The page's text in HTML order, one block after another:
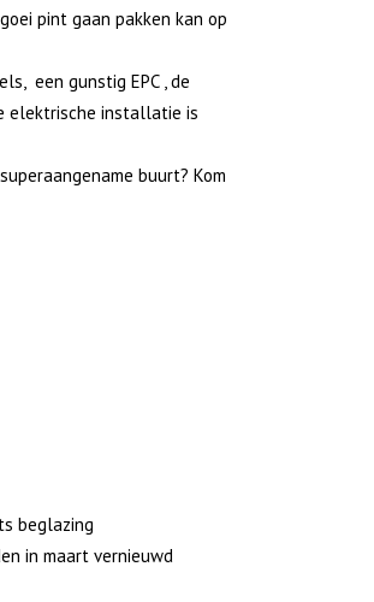
pint gaan pakken kan op
een gunstig EPC , de
elektrische installatie is
buurt? Kom
in maart vernieuwd